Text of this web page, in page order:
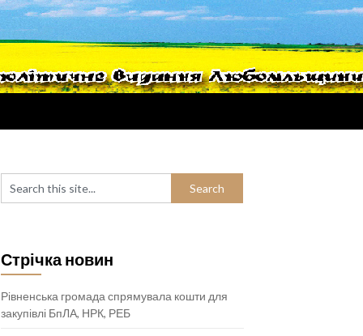
Стрічка новин
Рівненська громада спрямувала кошти для
закупівлі БпЛА, НРК, РЕБ